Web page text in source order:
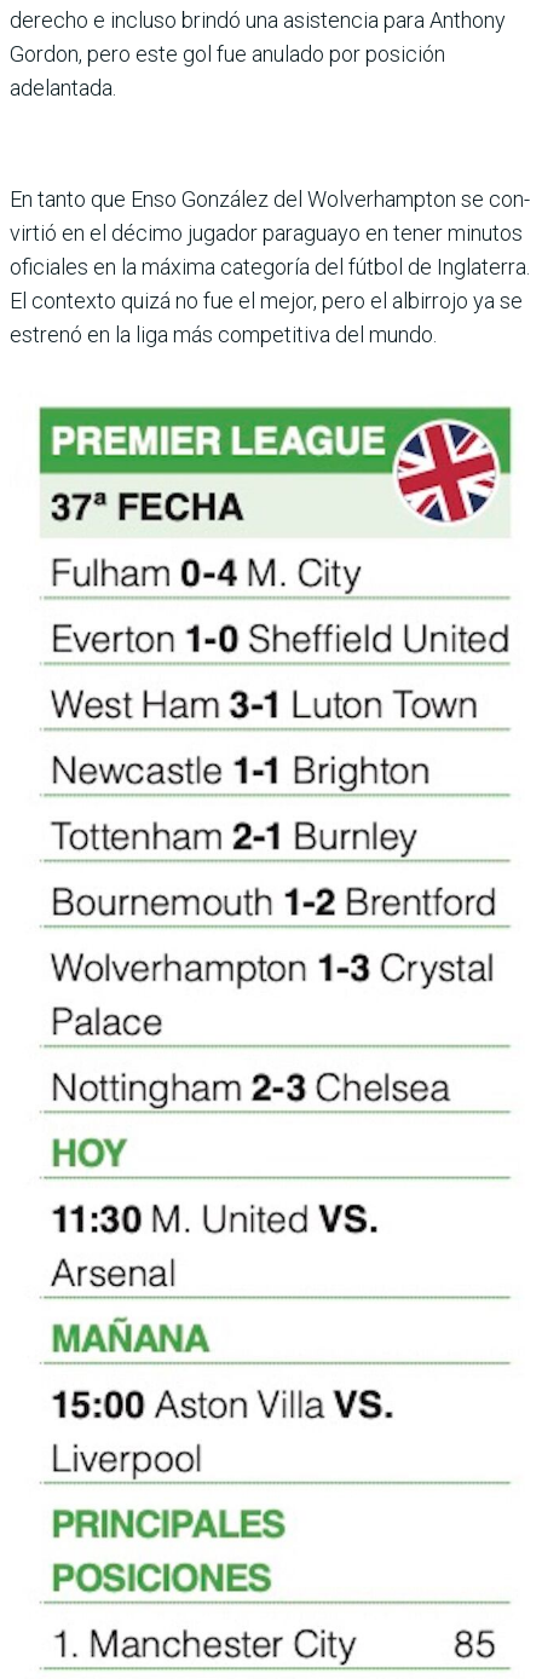
derecho e incluso brindó una asistencia para Anthony
Gordon, pero este gol fue anulado por posi­ción
adelantada.
En tanto que Enso González del Wol­verhampton se con­
virtió en el décimo jugador paraguayo en tener minutos
oficiales en la máxima categoría del fút­bol de Ingla­terra.
El con­texto quizá no fue el mejor, pero el albirrojo ya se
estrenó en la liga más competitiva del mundo.